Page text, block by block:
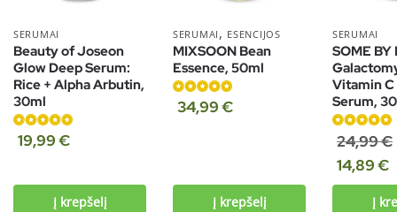
SERUMAI
Beauty of Joseon
Glow Deep Serum:
Rice + Alpha Arbutin,
30ml
Įvertinimas:
19,99€
Į krepšelį
SERUMAI , ESENCIJOS
MIXSOON Bean
Essence, 50ml
Įvertinimas:
34,99€
Į krepšelį
SERUMAI
SOME BY
Vitamin
Serum,
Įvertinimas:
iš 5
24,99€
14,89€
Į